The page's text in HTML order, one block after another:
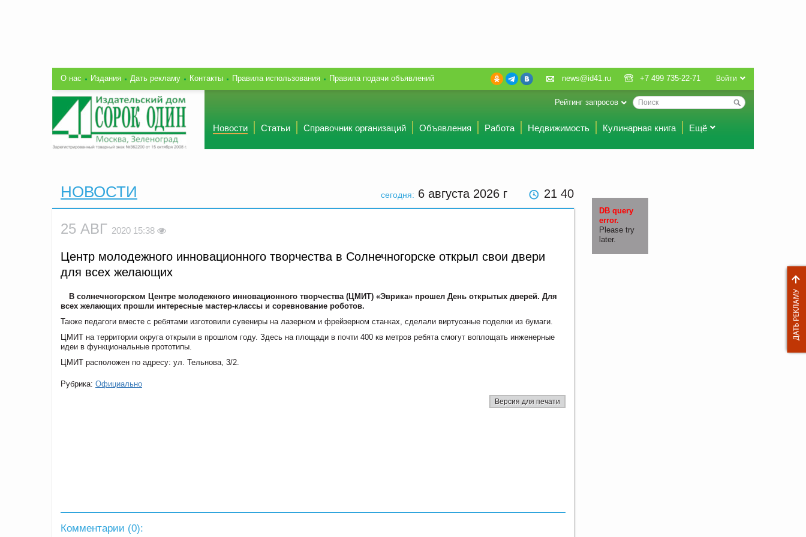
О нас Издания Дать рекламу Контакты Правила использования Правила подачи объявлений Войти
news@id41.ru +7 499 735-22-71
Рейтинг запросов
Новости Статьи Справочник организаций Объявления Работа Недвижимость Кулинарная книга Ещё
сегодня: 6 августа 2026 г 21 40
НОВОСТИ
25 АВГ 2020 15:38
Центр молодежного инновационного творчества в Солнечногорске открыл свои двери
для всех желающих
В солнечногорском Центре молодежного инновационного творчества (ЦМИТ) «Эврика» прошел День открытых дверей. Для
всех желающих прошли интересные мастер-классы и соревнование роботов.
Также педагоги вместе с ребятами изготовили сувениры на лазерном и фрейзерном станках, сделали виртуозные поделки из бумаги.
ЦМИТ на территории округа открыли в прошлом году. Здесь на площади в почти 400 кв метров ребята смогут воплощать инженерные
идеи в функциональные прототипы.
ЦМИТ расположен по адресу: ул. Тельнова, 3/2.
Рубрика: Официально
Версия для печати
Комментарии (0):
DB query
error.
Please try
later.